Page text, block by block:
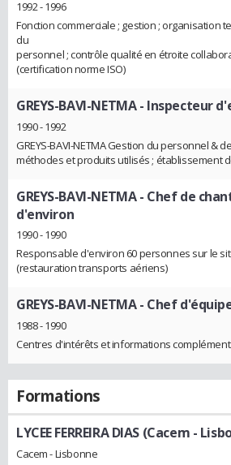
1992 - 1996
Fonction commerciale ; gestion ; organisation
du
personnel ; contrôle qualité en étroite
(certification norme ISO)
GREYS-BAVI-NETMA- Inspecteur
1990 - 1992
GREYS-BAVI-NETMA Gestion du personnel &
méthodes et produits utilisés ; établissement
GREYS-BAVI-NETMA- Chef de
d'environ
1990 - 1990
Responsable d'environ 60 personnes sur le
(restauration transports aériens)
GREYS-BAVI-NETMA- Chef
1988 - 1990
Centres d'intérêts et informations
Formations
LYCEE FERREIRA DIAS (Cacem -
Cacem - Lisbonne